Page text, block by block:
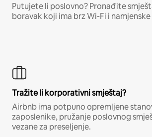
Putujete li poslovno? Pronađite
boravak koji ima brz Wi-Fi i
Tražite li korporativni smještaj?
Airbnb ima potpuno opremljene
zaposlenike, pružanje poslovnog
vezane za preseljenje.